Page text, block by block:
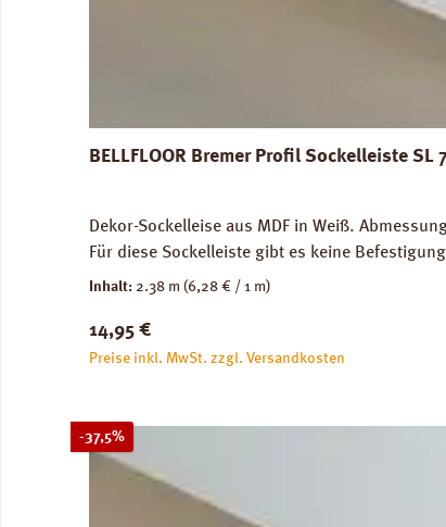
BELLFLOOR Bremer Profil Sockelleiste
Dekor-Sockelleise aus MDF in Weiß.
Für diese Sockelleiste gibt es keine
Inhalt: 2.38 m (6,28 € / 1 m)
Regulärer Preis:
14,95 €
Preise inkl. MwSt. zzgl. Versandkosten
-37,5%Rabatt